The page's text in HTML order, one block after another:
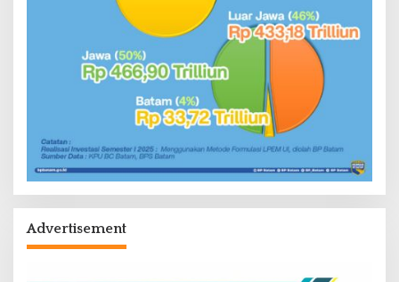
Advertisement